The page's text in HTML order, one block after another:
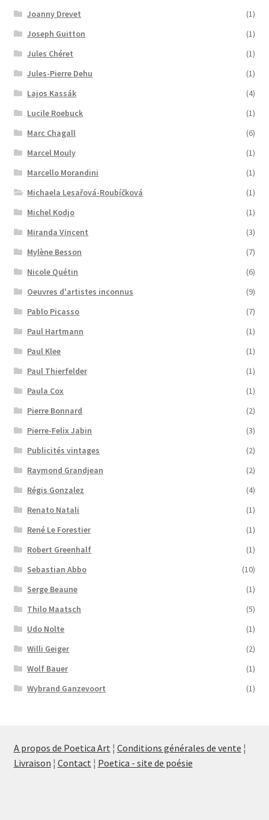
Joanny Drevet
(1)
Joseph Guitton
(1)
Jules Chéret
(1)
Jules-Pierre Dehu
(1)
Lajos Kassák
(4)
Lucile Roebuck
(1)
Marc Chagall
(6)
Marcel Mouly
(1)
Marcello Morandini
(1)
Michaela Lesařová-Roubíčková
(1)
Michel Kodjo
(1)
Miranda Vincent
(3)
Mylène Besson
(7)
Nicole Quétin
(6)
Oeuvres d'artistes inconnus
(9)
Pablo Picasso
(7)
Paul Hartmann
(1)
Paul Klee
(1)
Paul Thierfelder
(1)
Paula Cox
(1)
Pierre Bonnard
(2)
Pierre-Felix Jabin
(3)
Publicités vintages
(2)
Raymond Grandjean
(2)
Régis Gonzalez
(4)
Renato Natali
(1)
René Le Forestier
(1)
Robert Greenhalf
(1)
Sebastian Abbo
(10)
Serge Beaune
(1)
Thilo Maatsch
(5)
Udo Nolte
(1)
Willi Geiger
(2)
Wolf Bauer
(1)
Wybrand Ganzevoort
(1)
A propos de Poetica Art ¦ Conditions générales de vente ¦
Livraison ¦ Contact ¦ Poetica - site de poésie